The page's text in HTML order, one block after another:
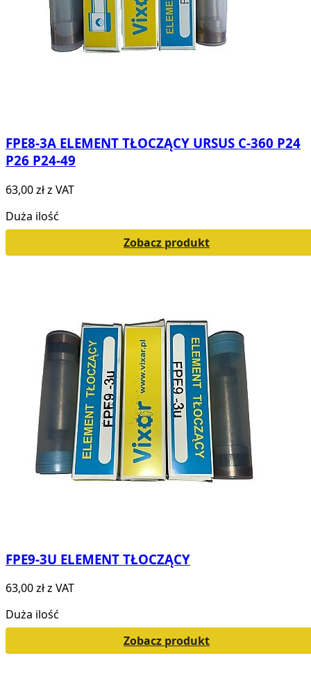
FPE8-3A ELEMENT TŁOCZĄCY URSUS C-360 P24
P26 P24-49
63,00 złz VAT
Duża ilość
Zobacz produkt
FPE9-3U ELEMENT TŁOCZĄCY
63,00 złz VAT
Duża ilość
Zobacz produkt